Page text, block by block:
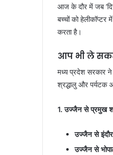
आज के दौर में जब
बच्चों को हेलीकॉप्टर
करता है।
आप भी ले
मध्य प्रदेश सरकार ने
श्रद्धालु और पर्यटक
1. उज्जैन से प्रमुख
उज्जैन से
उज्जैन से